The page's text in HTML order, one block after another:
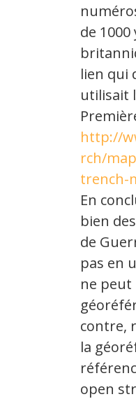
de
lien qui
utilisait
http://
rch/
trench-
En
bien
de
pas en
ne
contre,
la
open